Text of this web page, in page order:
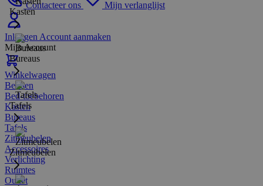
Contacteer ons Mijn verlanglijst
Inloggen Account aanmaken
Mijn Account
Winkelwagen
Kasten
Bureaus
Tafels
Zitmeubelen
Bedden
Bed-toebehoren
Kasten
Bureaus
Tafels
Zitmeubelen
Accessoires
Verlichting
Ruimtes
Outlet